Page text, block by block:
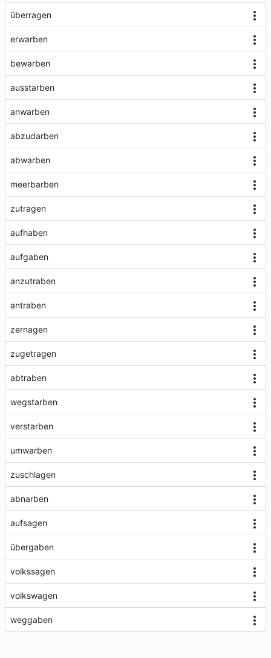
überragen
erwarben
bewarben
ausstarben
anwarben
abzudarben
abwarben
meerbarben
zutragen
aufhaben
aufgaben
anzutraben
antraben
zernagen
zugetragen
abtraben
wegstarben
verstarben
umwarben
zuschlagen
abnarben
aufsagen
übergaben
volkssagen
volkswagen
weggaben